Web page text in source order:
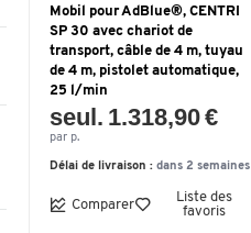
Mobil pour AdBlue®, CENTRI
SP 30 avec chariot de
transport, câble de 4 m, tuyau
de 4 m, pistolet automatique,
25 l/min
seul. 1.318,90 €
par p.
Délai de livraison : dans 2 semaines
Comparer
Liste des
favoris